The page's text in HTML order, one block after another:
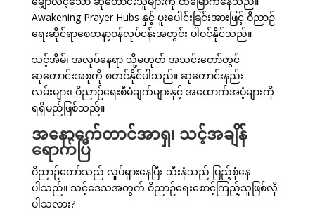
Awakening Prayer Hubs နှင့် ပူးပေါင်းခြင်းအားဖြင့် ဝိညာဉ်
ရေးဆိုင်ရာစေတနာ့ဝန်လုပ်ငန်းအတွင်း ပါဝင်နိုင်သည်။
သင့်အိမ်၊ အလုပ်နေရာ သို့မဟုတ် အသင်းတော်တွင်
ဆုတောင်းအစုကို စတင်နိုင်ပါသည်။ ဆုတောင်းနည်း
လမ်းများ၊ ဝိညာဉ်ရေးစီမံချက်များနှင့် အထောက်အပံ့များကို
ရရှိမည်ဖြစ်သည်။
အနောက်ေတာင်အာရှ၊ သင့်အချိန်
ရောက်ပြီ
ဝိညာဉ်တော်သည် လှုပ်ရှားနေပြီး သီးနှံသည် ပြည့်စုံနေ
ပါသည်။ သင့်ဒေသအတွက် ဝိညာဉ်ရေးစောင့်ကြည့်သူဖြစ်လို
ပါသလား?